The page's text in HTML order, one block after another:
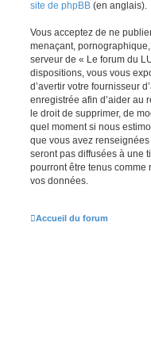
site de phpBB (en anglais).
Vous acceptez de ne
menaçant,
serveur de « Le forum du
dispositions, vous vous
d’avertir votre fournisseur
enregistrée afin d’aider au
le droit de supprimer, de
quel moment si nous
que vous avez
seront pas diffusées à une
pourront être tenus comme
vos données.
Accueil du forum